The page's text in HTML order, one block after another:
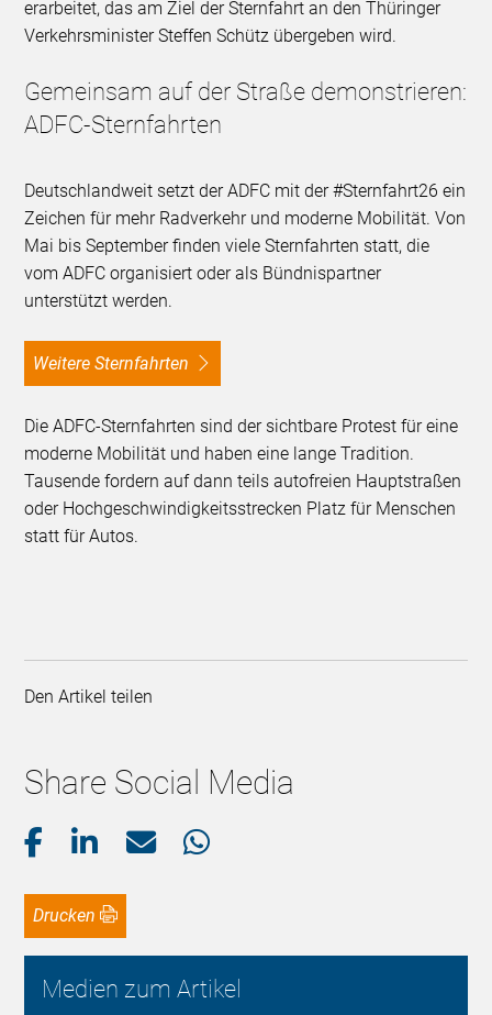
erarbeitet, das am Ziel der Sternfahrt an den Thüringer
Verkehrsminister Steffen Schütz übergeben wird.
Gemeinsam auf der Straße demonstrieren:
ADFC-Sternfahrten
Deutschlandweit setzt der ADFC mit der #Sternfahrt26 ein
Zeichen für mehr Radverkehr und moderne Mobilität. Von
Mai bis September finden viele Sternfahrten statt, die
vom ADFC organisiert oder als Bündnispartner
unterstützt werden.
Weitere Sternfahrten
Die ADFC-Sternfahrten sind der sichtbare Protest für eine
moderne Mobilität und haben eine lange Tradition.
Tausende fordern auf dann teils autofreien Hauptstraßen
oder Hochgeschwindigkeitsstrecken Platz für Menschen
statt für Autos.
Den Artikel teilen
Share Social Media
Drucken
Medien zum Artikel